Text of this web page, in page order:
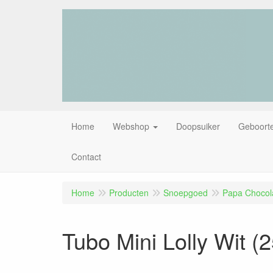
Home Webshop Doopsuiker
Contact
Home Producten Snoepgoed Papa
Tubo Mini Lolly Wit